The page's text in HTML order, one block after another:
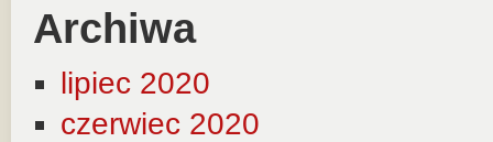
Archiwa
lipiec 2020
czerwiec 2020